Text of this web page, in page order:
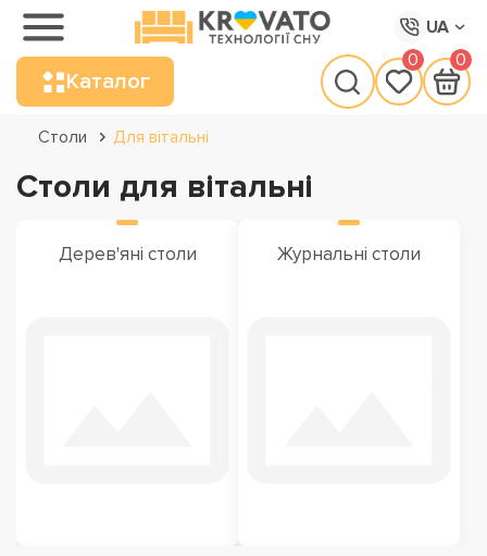
UA
Каталог
0 0
Столи Для вітальні
Столи для вітальні
Дерев'яні столи Журнальні столи